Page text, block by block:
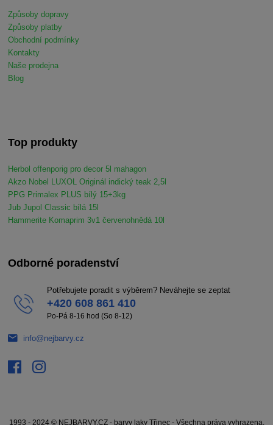
Způsoby dopravy
Způsoby platby
Obchodní podmínky
Kontakty
Naše prodejna
Blog
Top produkty
Herbol offenporig pro decor 5l mahagon
Akzo Nobel LUXOL Originál indický teak 2,5l
PPG Primalex PLUS bílý 15+3kg
Jub Jupol Classic bílá 15l
Hammerite Komaprim 3v1 červenohnědá 10l
Odborné poradenství
Potřebujete poradit s výběrem? Neváhejte se zeptat
+420 608 861 410
Po-Pá 8-16 hod (So 8-12)
info@nejbarvy.cz
1993 - 2024 © NEJBARVY.CZ - barvy laky Třinec - Všechna práva vyhrazena.